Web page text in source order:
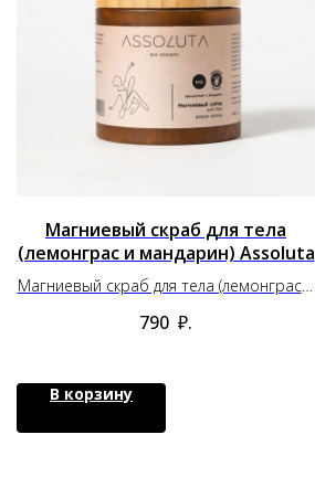
Магниевый скраб для тела
(лемонграс и мандарин) Assoluta
Магниевый скраб для тела (лемонграс и
790 ₽.
В корзину